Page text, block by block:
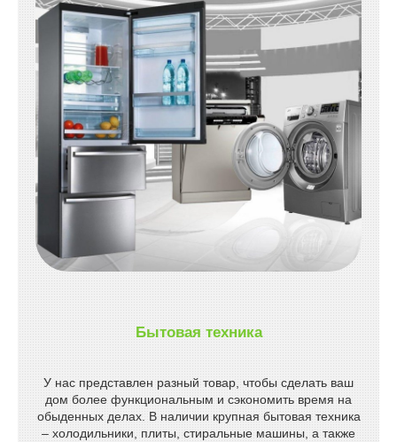
Бытовая техника
У нас представлен разный товар, чтобы сделать ваш
дом более функциональным и сэкономить время на
обыденных делах. В наличии крупная бытовая техника
– холодильники, плиты, стиральные машины, а также